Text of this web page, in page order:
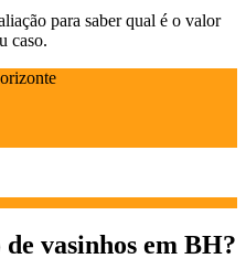
para saber qual é o valor
caso.
vasinhos em BH?